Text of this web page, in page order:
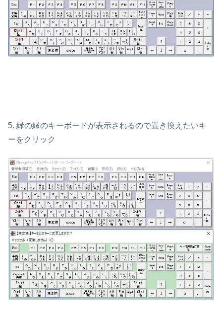
5. 緑の縁のキーボードが表示されるので置き換えたいキ
ーをクリック